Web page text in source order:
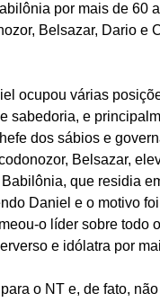
por mais de 60
Belsazar, Dario e
ocupou várias
sabedoria, e
dos sábios e
Belsazar,
que residia
Daniel e o motivo
o líder sobre todo
e idólatra por
o NT e, de fato,